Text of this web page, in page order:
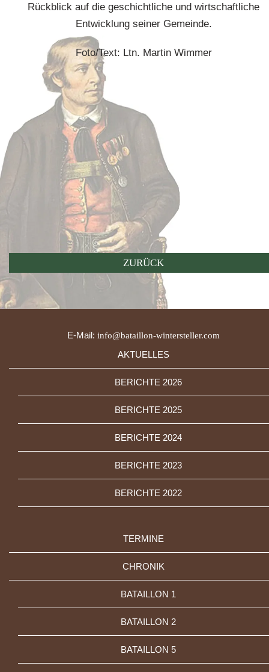
Rückblick auf die geschichtliche und wirtschaftliche
Entwicklung seiner Gemeinde.
Foto/Text: Ltn. Martin Wimmer
ZURÜCK
E-Mail: info@bataillon-wintersteller.com
AKTUELLES
BERICHTE 2026
BERICHTE 2025
BERICHTE 2024
BERICHTE 2023
BERICHTE 2022
TERMINE
CHRONIK
BATAILLON 1
BATAILLON 2
BATAILLON 5